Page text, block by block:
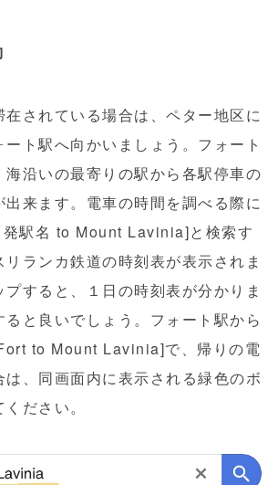
在されている場合は、ペター地区に
ト駅へ向かいましょう。フォート
沿いの最寄りの駅から各駅停車の
来ます。電車の時間を調べる際に
駅名 to Mount Lavinia]と検索す
ランカ鉄道の時刻表が表示されま
すると、１日の時刻表が分かりま
と良いでしょう。フォート駅から
to Mount Lavinia]で、帰りの電
、同画面内に表示される緑色のボ
ださい。